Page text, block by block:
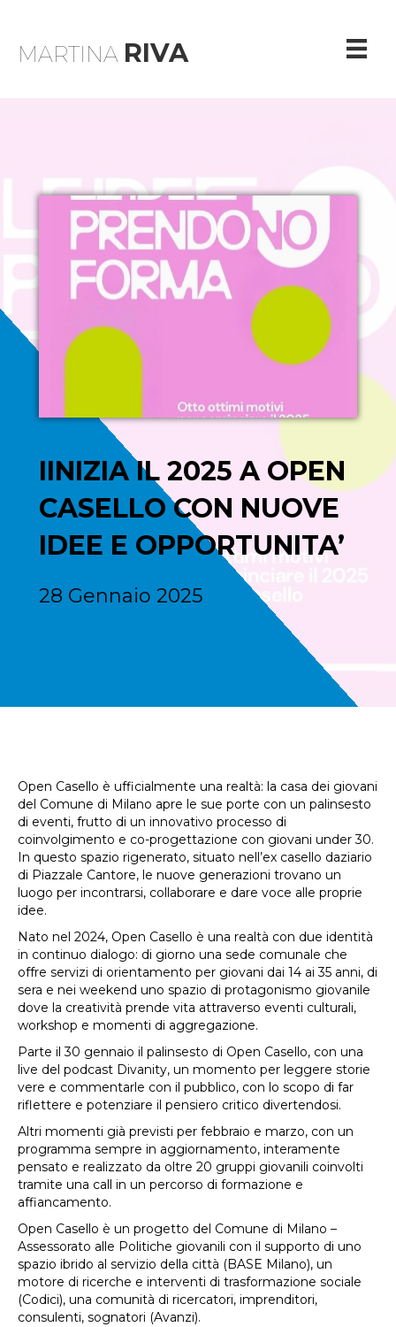
MARTINA RIVA
IINIZIA IL 2025 A OPEN
CASELLO CON NUOVE
IDEE E OPPORTUNITA’
28 Gennaio 2025
Open Casello è ufficialmente una realtà: la casa dei giovani
del Comune di Milano apre le sue porte con un palinsesto
di eventi, frutto di un innovativo processo di
coinvolgimento e co-progettazione con giovani under 30.
In questo spazio rigenerato, situato nell’ex casello daziario
di Piazzale Cantore, le nuove generazioni trovano un
luogo per incontrarsi, collaborare e dare voce alle proprie
idee.
Nato nel 2024, Open Casello è una realtà con due identità
in continuo dialogo: di giorno una sede comunale che
offre servizi di orientamento per giovani dai 14 ai 35 anni, di
sera e nei weekend uno spazio di protagonismo giovanile
dove la creatività prende vita attraverso eventi culturali,
workshop e momenti di aggregazione.
Parte il 30 gennaio il palinsesto di Open Casello, con una
live del podcast Divanity, un momento per leggere storie
vere e commentarle con il pubblico, con lo scopo di far
riflettere e potenziare il pensiero critico divertendosi.
Altri momenti già previsti per febbraio e marzo, con un
programma sempre in aggiornamento, interamente
pensato e realizzato da oltre 20 gruppi giovanili coinvolti
tramite una call in un percorso di formazione e
affiancamento.
Open Casello è un progetto del Comune di Milano –
Assessorato alle Politiche giovanili con il supporto di uno
spazio ibrido al servizio della città (BASE Milano), un
motore di ricerche e interventi di trasformazione sociale
(Codici), una comunità di ricercatori, imprenditori,
consulenti, sognatori (Avanzi).